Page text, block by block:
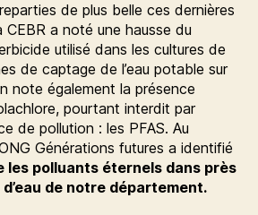
de plus belle ces dernières
CEBR a noté une hausse du
utilisé dans les cultures de
de captage de l’eau potable sur
note également la présence
pourtant interdit par
de pollution : les PFAS. Au
Générations futures a identifié
les polluants éternels dans près
de notre département.